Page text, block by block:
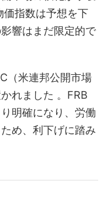
価指数は予想を下
響はまだ限定的で
（米連邦公開市場
れました 。FRB
明確になり、労働
め、利下げに踏み